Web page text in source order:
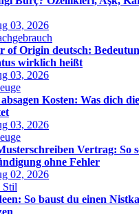
03, 2026
of Origin deutsch:
wirklich heißt
03, 2026
Kosten: Was dich
03, 2026
Vertrag: So
ohne Fehler
02, 2026
Stil
So baust du einen